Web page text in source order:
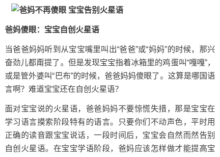
爸妈傻眼：宝宝自创火星语
当爸爸妈妈听到从宝宝嘴里叫出“爸爸”或“妈妈”的时候，那兴
奋劲儿都甭提了。但是发现宝宝指着冰箱里的鸡蛋叫“嘎嘎”，
或是管外婆叫“巴布”的时候，爸爸妈妈傻眼了。这算是哪国语
言啊？难道宝宝还在自创火星语？
面对宝宝说的火星语，爸爸妈妈不要惊慌失措，那是宝宝在
学习语言摸索阶段特有的语言。只要你们不动声色，平时用
正确的读音跟宝宝说话，一段时间后，宝宝会自然而然告别
自创火星语。在宝宝学语阶段，爸妈应该怎样做才能提高宝